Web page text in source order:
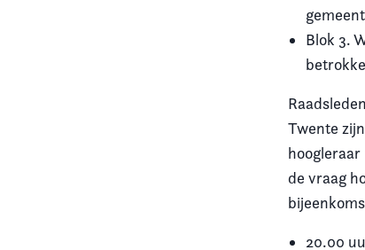
Blok 3.
Twente
de vraag
20.00